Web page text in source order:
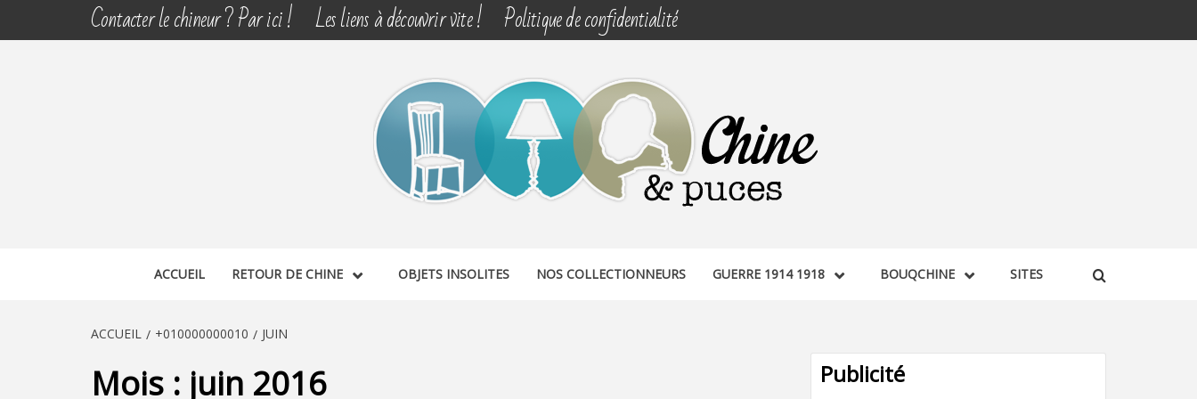
Contacter le chineur ? Par ici ! Les liens à découvrir vite ! Politique de confidentialité
CHINE & PUCES
ACCUEIL RETOUR DE CHINE OBJETS INSOLITES NOS COLLECTIONNEURS GUERRE 1914 1918 BOUQCHINE SITES
ACCUEIL +010000000010 JUIN
Mois : juin 2016 Publicité